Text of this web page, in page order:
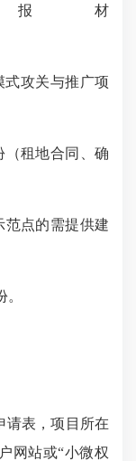
材
式攻关与推广项
（租地合同、确
范点的需提供建
请表，项目所在
网站或“小微权